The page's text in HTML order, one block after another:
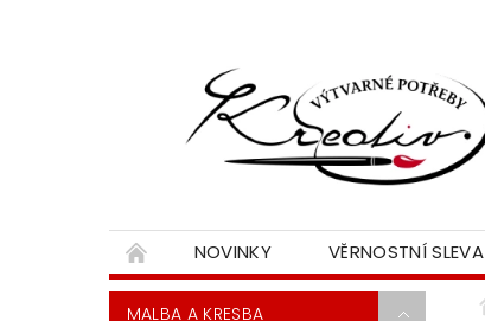
NOVINKY VĚRNOSTNÍ SLEVA
MALBA A KRESBA